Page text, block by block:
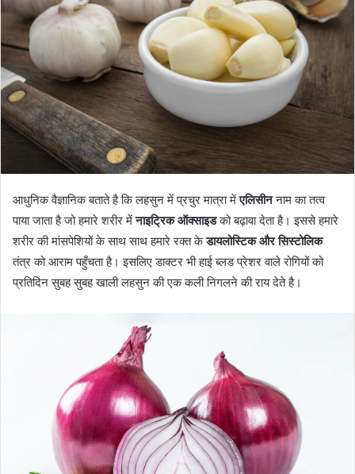
आधुनिक वैज्ञानिक बताते है कि लहसुन में प्रचुर मात्रा मेंएलिसीननाम का तत्व
पाया जाता है जो हमारे शरीर मेंनाइट्रिक ऑक्साइडको बढ़ावा देता है। इससे हमारे
शरीर की मांसपेशियों के साथ साथ हमारे रक्त केडायलोस्टिक और सिस्टोलिक
तंत्र को आराम पहुँचता है। इसलिए डाक्टर भी हाई ब्लड प्रेशर वाले रोगियों को
प्रतिदिन सुबह सुबह खाली लहसुन की एक कली निगलने की राय देते है।